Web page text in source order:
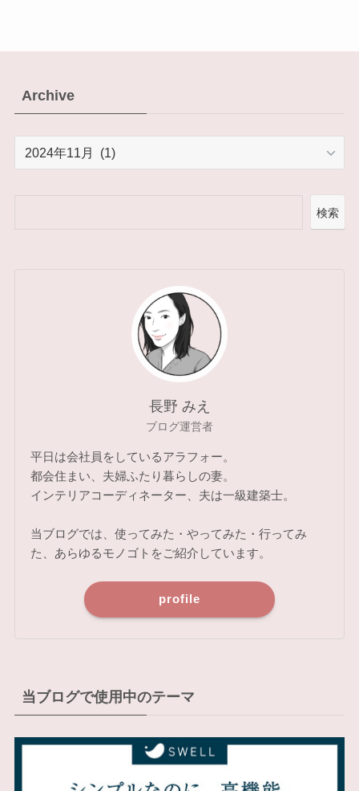
Archive
Archive
検索
長野 みえ
ブログ運営者
平日は会社員をしているアラフォー。
都会住まい、夫婦ふたり暮らしの妻。
インテリアコーディネーター、夫は一級建築士。
当ブログでは、使ってみた・やってみた・行ってみ
た、あらゆるモノゴトをご紹介しています。
profile
当ブログで使用中のテーマ